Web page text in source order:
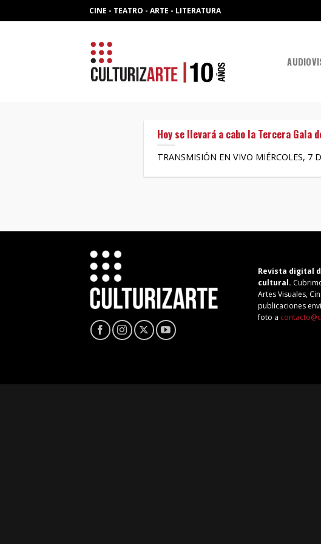
to
CINE - TEATRO - ARTE - LITERATURA
Hoy se llevará a cabo la Tercera Gala
TRANSMISIÓN EN VIVO MIÉRCOLES, 7
Revista digital
cultural.
Artes Visuales,
publicaciones
foto a